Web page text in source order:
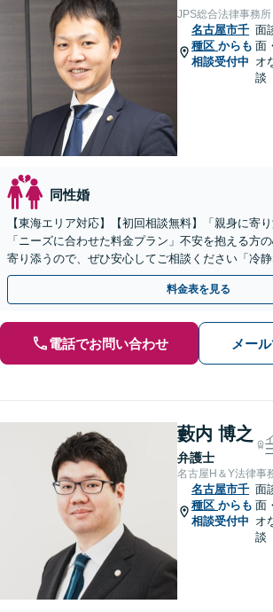
JPS総合法律事務
名古屋市千
種区 からも
相談受付中
面
面
オ
談
同性婚
【東海エリア対応】【初回相談無料】「親身に寄り
「ニーズに合わせた料金プラン」不安を抱える方
寄り添うので、ぜひ安心してご相談ください「冷
交渉力で、あなたの権利を守ります」【休日・夜
料金表を見る
電話でお問い合わせ メー
藪内 博之
弁護士
名古屋H＆Y法律事
名古屋市千
種区 からも
相談受付中
面
面
オ
談